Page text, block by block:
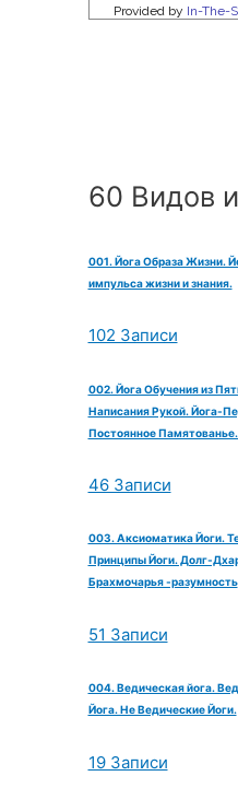
60 Видов
001. Йога Образа Жизни.
импульса жизни и знания.
102 Записи
002. Йога Обучения из
Написания Рукой. Йога-
Постоянное
46 Записи
003. Аксиоматика Йоги.
Принципы Йоги. Долг-
Брахмочарья -разумность
51 Записи
004. Ведическая йога.
Йога. Не Ведические Йоги.
19 Записи